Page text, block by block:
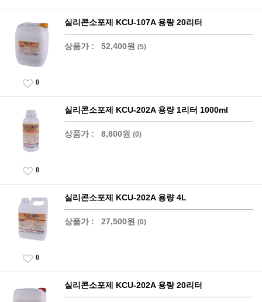
실리콘소포제 KCU-107A 용량 20리터
상품가 : 52,400원 (5)
0
실리콘소포제 KCU-202A 용량 1리터 1000ml
상품가 : 8,800원 (0)
0
실리콘소포제 KCU-202A 용량 4L
상품가 : 27,500원 (0)
0
실리콘소포제 KCU-202A 용량 20리터